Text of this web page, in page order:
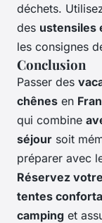
déchets.
des ustensiles
les consignes
Conclusion
Passer des
chênes en
qui combine
séjour soit
préparer avec
Réservez
tentes
camping et